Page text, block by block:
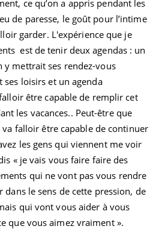
ce qu’on a appris pendant les
de paresse, le goût pour l’intime
garder. L'expérience que je
est de tenir deux agendas : un
y mettrait ses rendez-vous
loisirs et un agenda
être capable de remplir cet
les vacances.. Peut-être que
falloir être capable de continuer
les gens qui viennent me voir
« je vais vous faire faire des
qui ne vont pas vous rendre
dans le sens de cette pression, de
qui vont vous aider à vous
que vous aimez vraiment ».